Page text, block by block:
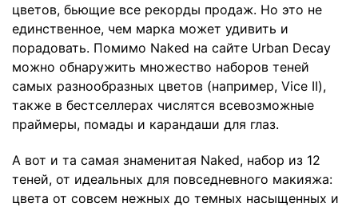
цветов, бьющие все рекорды продаж. Но это не
единственное, чем марка может удивить и
порадовать. Помимо Naked на сайте Urban Decay
можно обнаружить множество наборов теней
самых разнообразных цветов (например, Vice II),
также в бестселлерах числятся всевозможные
праймеры, помады и карандаши для глаз.
А вот и та самая знаменитая Naked, набор из 12
теней, от идеальных для повседневного макияжа:
цвета от совсем нежных до темных насыщенных и